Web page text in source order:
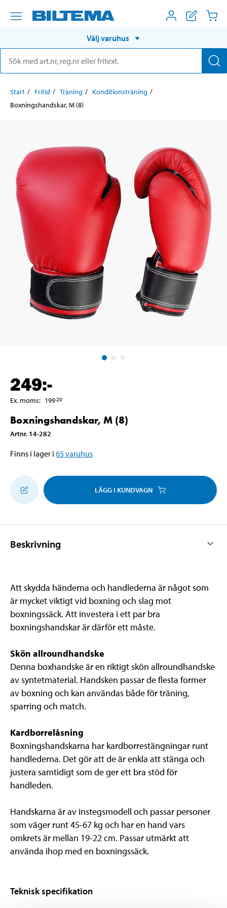
Välj varuhus
Start Fritid Träning
Konditionsträning
Boxningshandskar, M (8)
249:-
Ex. moms: 19920
Boxningshandskar, M (8)
Artnr. 14-282
Finns i lager i 65varuhus
LÄGG I KUNDVAGN
Beskrivning
Att skydda händerna och handlederna är något som
är mycket viktigt vid boxning och slag mot
boxningssäck. Att investera i ett par bra
boxningshandskar är därför ett måste.
Skön allroundhandske
Denna boxhandske är en riktigt skön allroundhandske
av syntetmaterial. Handsken passar de flesta former
av boxning och kan användas både för träning,
sparring och match.
Kardborrelåsning
Boxningshandskarna har kardborrestängningar runt
handlederna. Det gör att de är enkla att stänga och
justera samtidigt som de ger ett bra stöd för
handleden.
Handskarna är av instegsmodell och passar personer
som väger runt 45-67 kg och har en hand vars
omkrets är mellan 19-22 cm. Passar utmärkt att
använda ihop med en boxningssäck.
Teknisk specifikation